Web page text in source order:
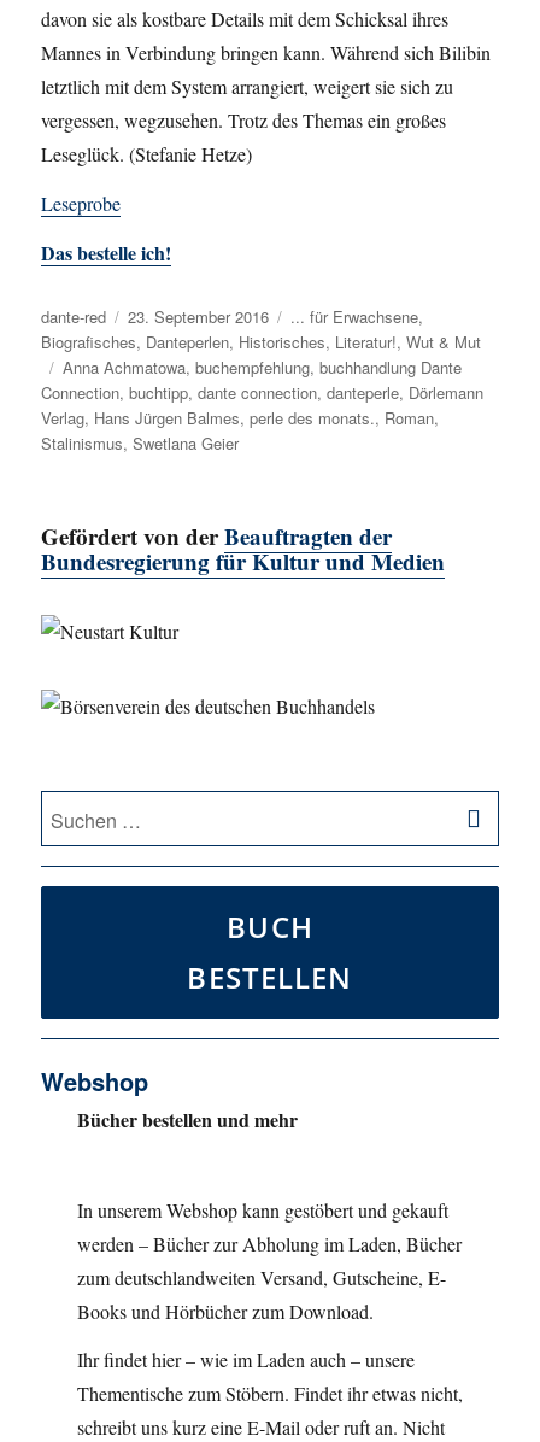
davon sie als kostbare Details mit dem Schicksal ihres
Mannes in Verbindung bringen kann. Während sich Bilibin
letztlich mit dem System arrangiert, weigert sie sich zu
vergessen, wegzusehen. Trotz des Themas ein großes
Leseglück. (Stefanie Hetze)
Leseprobe
Das bestelle ich!
Autor
dante-red
Veröffentlicht
am
23. September 2016 Kategorien
... für Erwachsene,
Biografisches, Danteperlen, Historisches, Literatur!,Wut & Mut
Schlagwörter
Anna Achmatowa,buchempfehlung,buchhandlung Dante
Connection,buchtipp,dante connection,danteperle, Dörlemann
Verlag, Hans Jürgen Balmes,perle des monats., Roman,
Stalinismus,Swetlana Geier
Gefördert von derBeauftragten der
Bundesregierung für Kultur und Medien
Suche
nach:
BUCH
BESTELLEN
Webshop
Bücher bestellen und mehr
In unserem Webshop kann gestöbert und gekauft
werden – Bücher zur Abholung im Laden, Bücher
zum deutschlandweiten Versand, Gutscheine, E-
Books und Hörbücher zum Download.
Ihr findet hier – wie im Laden auch – unsere
Thementische zum Stöbern. Findet ihr etwas nicht,
schreibt uns kurz eine E-Mail oder ruft an. Nicht